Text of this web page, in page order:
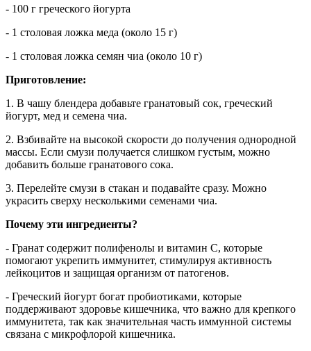
- 100 г греческого йогурта
- 1 столовая ложка меда (около 15 г)
- 1 столовая ложка семян чиа (около 10 г)
Приготовление:
1. В чашу блендера добавьте гранатовый сок, греческий
йогурт, мед и семена чиа.
2. Взбивайте на высокой скорости до получения однородной
массы. Если смузи получается слишком густым, можно
добавить больше гранатового сока.
3. Перелейте смузи в стакан и подавайте сразу. Можно
украсить сверху несколькими семенами чиа.
Почему эти ингредиенты?
- Гранат содержит полифенолы и витамин C, которые
помогают укрепить иммунитет, стимулируя активность
лейкоцитов и защищая организм от патогенов.
- Греческий йогурт богат пробиотиками, которые
поддерживают здоровье кишечника, что важно для крепкого
иммунитета, так как значительная часть иммунной системы
связана с микрофлорой кишечника.